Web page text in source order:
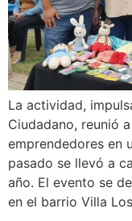
La actividad,
Ciudadano, reunió
emprendedores en
pasado se llevó a
año. El evento se
en el barrio Villa